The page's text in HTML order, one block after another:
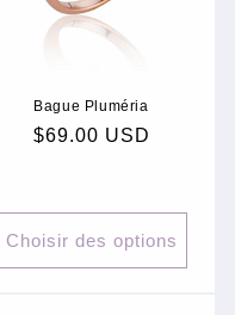
Bague Pluméria
Prix
$69.00 USD
Choisir des options